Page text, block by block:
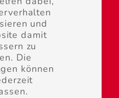
und
damit
zu
Die
können